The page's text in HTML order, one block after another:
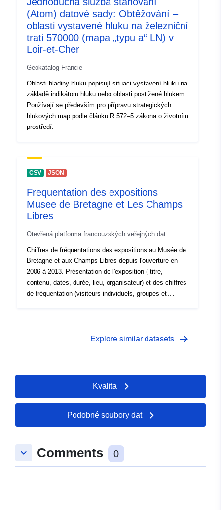
(Atom) datové sady: Obtěžování –
oblasti vystavené hluku na železniční
trati 570000 (mapa „typu a“ LN) v
Loir-et-Cher
Geokatalog Francie
Oblasti hladiny hluku popisují situaci vystavení hluku na
základě indikátoru hluku nebo oblasti postižené hlukem.
Používají se především pro přípravu strategických
hlukových map podle článku R.572–5 zákona o životním
prostředí.
CSV JSON
Frequentation des expositions
Musee de Bretagne et Les Champs
Libres
Otevřená platforma francouzských veřejných dat
Chiffres de fréquentations des expositions au Musée de
Bretagne et aux Champs Libres depuis l'ouverture en
2006 à 2013. Présentation de l'exposition ( titre,
contenu, dates, durée, lieu, organisateur) et des chiffres
de fréquentation (visiteurs individuels, groupes et
Explore similar datasets arrow_forward
Kvalita
Podobné soubory dat
keyboard_arrow_down Comments 0